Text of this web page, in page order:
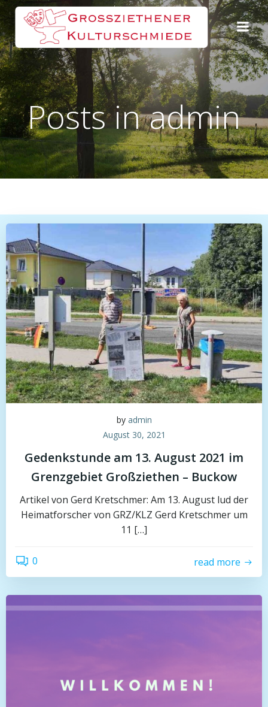
Zum
Inhalt
springen
Posts inadmin
by admin
August 30, 2021
Gedenkstunde am 13. August 2021 im
Grenzgebiet Großziethen – Buckow
Artikel von Gerd Kretschmer: Am 13. August lud der
Heimatforscher von GRZ/KLZ Gerd Kretschmer um
11 […]
0 read more